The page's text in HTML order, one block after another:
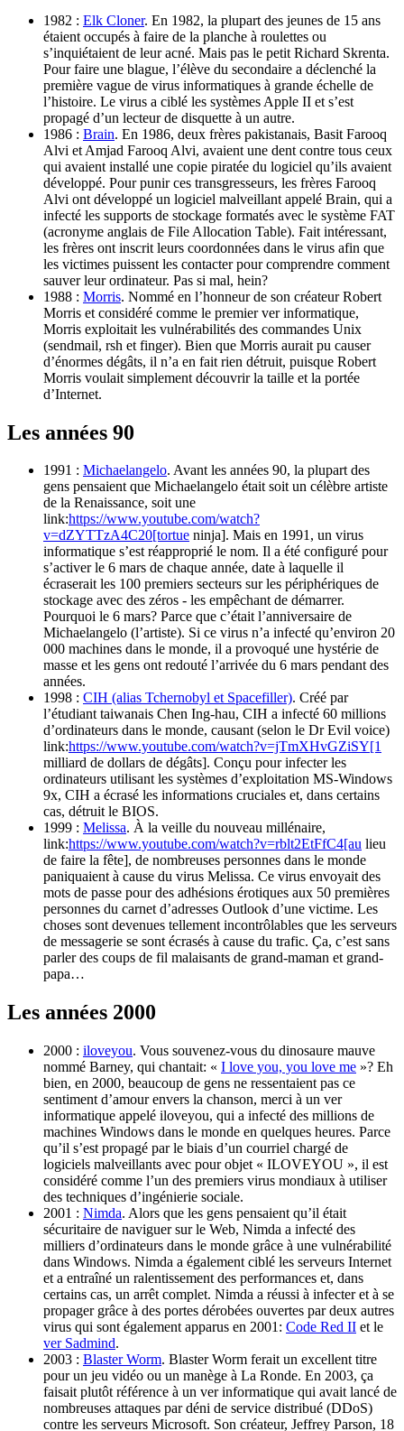
1982 : Elk Cloner. En 1982, la plupart des jeunes de 15 ans
étaient occupés à faire de la planche à roulettes ou
s’inquiétaient de leur acné. Mais pas le petit Richard Skrenta.
Pour faire une blague, l’élève du secondaire a déclenché la
première vague de virus informatiques à grande échelle de
l’histoire. Le virus a ciblé les systèmes Apple II et s’est
propagé d’un lecteur de disquette à un autre.
1986 : Brain. En 1986, deux frères pakistanais, Basit Farooq
Alvi et Amjad Farooq Alvi, avaient une dent contre tous ceux
qui avaient installé une copie piratée du logiciel qu’ils avaient
développé. Pour punir ces transgresseurs, les frères Farooq
Alvi ont développé un logiciel malveillant appelé Brain, qui a
infecté les supports de stockage formatés avec le système FAT
(acronyme anglais de File Allocation Table). Fait intéressant,
les frères ont inscrit leurs coordonnées dans le virus afin que
les victimes puissent les contacter pour comprendre comment
sauver leur ordinateur. Pas si mal, hein?
1988 : Morris. Nommé en l’honneur de son créateur Robert
Morris et considéré comme le premier ver informatique,
Morris exploitait les vulnérabilités des commandes Unix
(sendmail, rsh et finger). Bien que Morris aurait pu causer
d’énormes dégâts, il n’a en fait rien détruit, puisque Robert
Morris voulait simplement découvrir la taille et la portée
d’Internet.
Les années 90
1991 : Michaelangelo. Avant les années 90, la plupart des
gens pensaient que Michaelangelo était soit un célèbre artiste
de la Renaissance, soit une
link:https://www.youtube.com/watch?
v=dZYTTzA4C20[tortue ninja]. Mais en 1991, un virus
informatique s’est réapproprié le nom. Il a été configuré pour
s’activer le 6 mars de chaque année, date à laquelle il
écraserait les 100 premiers secteurs sur les périphériques de
stockage avec des zéros - les empêchant de démarrer.
Pourquoi le 6 mars? Parce que c’était l’anniversaire de
Michaelangelo (l’artiste). Si ce virus n’a infecté qu’environ 20
000 machines dans le monde, il a provoqué une hystérie de
masse et les gens ont redouté l’arrivée du 6 mars pendant des
années.
1998 : CIH (alias Tchernobyl et Spacefiller). Créé par
l’étudiant taiwanais Chen Ing-hau, CIH a infecté 60 millions
d’ordinateurs dans le monde, causant (selon le Dr Evil voice)
link:https://www.youtube.com/watch?v=jTmXHvGZiSY[1
milliard de dollars de dégâts]. Conçu pour infecter les
ordinateurs utilisant les systèmes d’exploitation MS-Windows
9x, CIH a écrasé les informations cruciales et, dans certains
cas, détruit le BIOS.
1999 : Melissa. À la veille du nouveau millénaire,
link:https://www.youtube.com/watch?v=rblt2EtFfC4[au lieu
de faire la fête], de nombreuses personnes dans le monde
paniquaient à cause du virus Melissa. Ce virus envoyait des
mots de passe pour des adhésions érotiques aux 50 premières
personnes du carnet d’adresses Outlook d’une victime. Les
choses sont devenues tellement incontrôlables que les serveurs
de messagerie se sont écrasés à cause du trafic. Ça, c’est sans
parler des coups de fil malaisants de grand-maman et grand-
papa…
Les années 2000
2000 : iloveyou. Vous souvenez-vous du dinosaure mauve
nommé Barney, qui chantait: « I love you, you love me »? Eh
bien, en 2000, beaucoup de gens ne ressentaient pas ce
sentiment d’amour envers la chanson, merci à un ver
informatique appelé iloveyou, qui a infecté des millions de
machines Windows dans le monde en quelques heures. Parce
qu’il s’est propagé par le biais d’un courriel chargé de
logiciels malveillants avec pour objet « ILOVEYOU », il est
considéré comme l’un des premiers virus mondiaux à utiliser
des techniques d’ingénierie sociale.
2001 : Nimda. Alors que les gens pensaient qu’il était
sécuritaire de naviguer sur le Web, Nimda a infecté des
milliers d’ordinateurs dans le monde grâce à une vulnérabilité
dans Windows. Nimda a également ciblé les serveurs Internet
et a entraîné un ralentissement des performances et, dans
certains cas, un arrêt complet. Nimda a réussi à infecter et à se
propager grâce à des portes dérobées ouvertes par deux autres
virus qui sont également apparus en 2001: Code Red II et le
ver Sadmind.
2003 : Blaster Worm. Blaster Worm ferait un excellent titre
pour un jeu vidéo ou un manège à La Ronde. En 2003, ça
faisait plutôt référence à un ver informatique qui avait lancé de
nombreuses attaques par déni de service distribué (DDoS)
contre les serveurs Microsoft. Son créateur, Jeffrey Parson, 18